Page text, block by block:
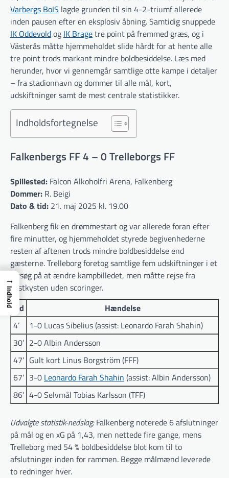
Varbergs BoIS lagde grunden til sin 4-2-triumf allerede
inden pausen efter en eksplosiv åbning. Samtidig snuppede
IK Oddevoldog IK Bragetre point på fremmed græs, og i
Västerås måtte hjemmeholdet slide hårdt for at hente alle
tre point trods markant mindre boldbesiddelse. Læs med
herunder, hvor vi gennemgår samtlige otte kampe i detaljer
– fra stadionnavn og dommer til alle mål, kort,
udskiftninger samt de mest centrale statistikker.
Indholdsfortegnelse
Falkenbergs FF 4 – 0 Trelleborgs FF
Spillested: Falcon Alkoholfri Arena, Falkenberg
Dommer: R. Beigi
Dato & tid: 21. maj 2025 kl. 19.00
Falkenberg fik en drømmestart og var allerede foran efter
fire minutter, og hjemmeholdet styrede begivenhederne
resten af aftenen trods mindre boldbesiddelse end
gæsterne. Trelleborg foretog samtlige fem udskiftninger i et
forsøg på at ændre kampbilledet, men måtte rejse fra
vestkysten uden scoringer.
Tid
Hændelse
4’
1-0 Lucas Sibelius (assist: Leonardo Farah Shahin)
30’ 2-0 Albin Andersson
47’ Gult kort Linus Borgström (FFF)
67’ 3-0 Leonardo Farah Shahin (assist: Albin Andersson)
86’ 4-0 Selvmål Tobias Karlsson (TFF)
Udvalgte statistik-nedslag:Falkenberg noterede 6 afslutninger
på mål og en xG på 1,43, men nettede fire gange, mens
Trelleborg med 54 % boldbesiddelse blot kom til to
afslutninger inden for rammen. Begge målmænd leverede
to redninger hver.
→
Indhold